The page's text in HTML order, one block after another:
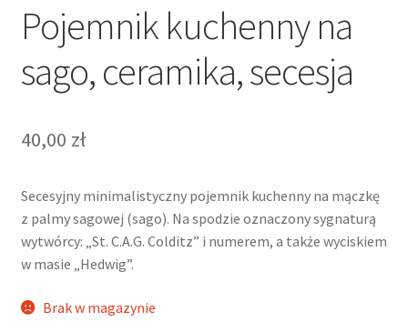
Pojemnik kuchenny na
sago, ceramika, secesja
40,00 zł
Secesyjny minimalistyczny pojemnik kuchenny na mączkę
z palmy sagowej (sago). Na spodzie oznaczony sygnaturą
wytwórcy: „St. C.A.G. Colditz” i numerem, a także wyciskiem
w masie „Hedwig”.
Brak w magazynie